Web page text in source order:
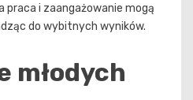
praca i zaangażowanie mogą
do wybitnych wyników.
młodych